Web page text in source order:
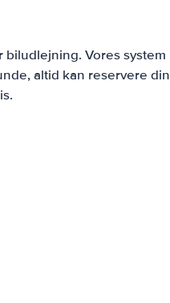
Vores system
altid kan reservere din